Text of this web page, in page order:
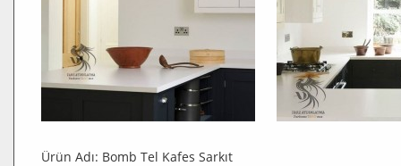
Ürün Adı: Bomb Tel Kafes Sarkıt